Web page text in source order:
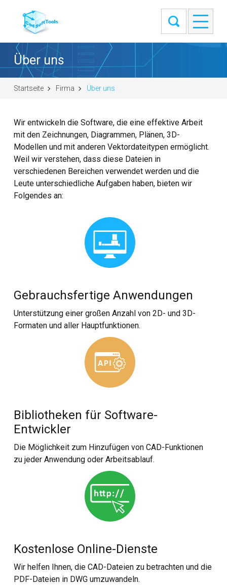
Über uns
Startseite Firma Über uns
Wir entwickeln die Software, die eine effektive Arbeit
mit den Zeichnungen, Diagrammen, Plänen, 3D-
Modellen und mit anderen Vektordateitypen ermöglicht.
Weil wir verstehen, dass diese Dateien in
verschiedenen Bereichen verwendet werden und die
Leute unterschiedliche Aufgaben haben, bieten wir
Folgendes an:
Gebrauchsfertige Anwendungen
Unterstützung einer großen Anzahl von 2D- und 3D-
Formaten und aller Hauptfunktionen.
Bibliotheken für Software-
Entwickler
Die Möglichkeit zum Hinzufügen von CAD-Funktionen
zu jeder Anwendung oder Arbeitsablauf.
Kostenlose Online-Dienste
Wir helfen Ihnen, die CAD-Dateien zu betrachten und die
PDF-Dateien in DWG umzuwandeln.